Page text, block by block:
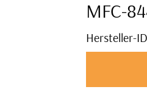
MFC-
Hersteller-